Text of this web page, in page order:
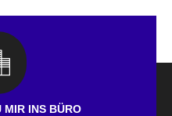
MIR INS BÜRO